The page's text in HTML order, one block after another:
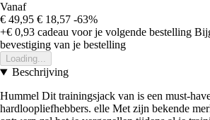
Vanaf
€ 49,95 € 18,57 -63%
+€ 0,93 cadeau voor je volgende bestelling
bevestiging van je bestelling
Loading...
Beschrijving
Hummel Dit trainingsjack van is een must-
hardloopliefhebbers. elle Met zijn bekende